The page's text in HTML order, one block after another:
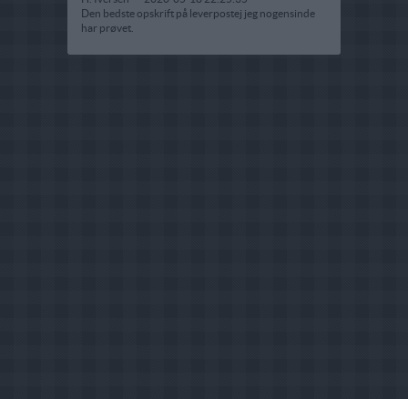
Den bedste opskrift på leverpostej jeg nogensinde
har prøvet.